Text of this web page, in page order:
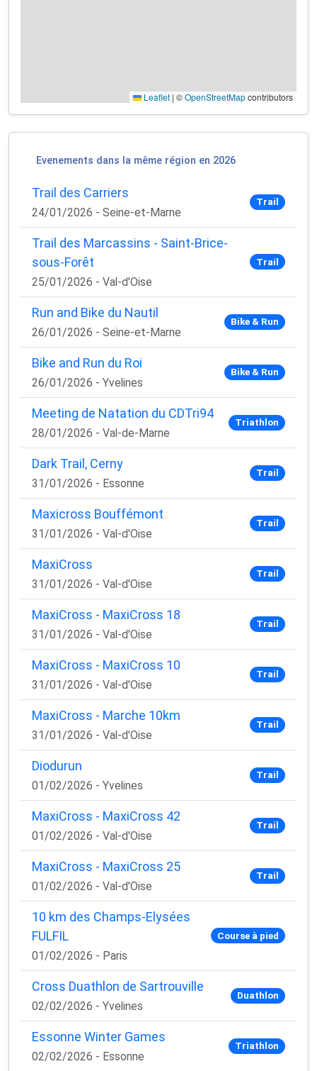
et triathlètes passionnés
Rejoignez des milliers de sportifs passionnés et
✅ Des conseils d'entraînement exclusifs
✅ Des astuces de pros pour progresser plus vite
✅ Les dernières tendances matos & nutrition
✅ Des
codes promo et bons plans
1 email / mois. Zéro spam. 100 % utile.
Email
Oui, je veux progresser 💪
Aucun spam, vous pouvez vous désinscrire à tout
Leaflet | ©OpenStreetMapcontributors
Evenements dans la même région en 2026
Trail des Carriers
24/01/2026 - Seine-et-Marne
Trail
Trail des Marcassins - Saint-Brice-
sous-Forêt
25/01/2026 - Val-d'Oise
Trail
Run and Bike du Nautil
26/01/2026 - Seine-et-Marne
Bike & Run
Bike and Run du Roi
26/01/2026 - Yvelines
Bike & Run
Meeting de Natation du CDTri94
28/01/2026 - Val-de-Marne
Triathlon
Dark Trail, Cerny
31/01/2026 - Essonne
Trail
Maxicross Bouffémont
31/01/2026 - Val-d'Oise
Trail
MaxiCross
31/01/2026 - Val-d'Oise
Trail
MaxiCross - MaxiCross 18
31/01/2026 - Val-d'Oise
Trail
MaxiCross - MaxiCross 10
31/01/2026 - Val-d'Oise
Trail
MaxiCross - Marche 10km
31/01/2026 - Val-d'Oise
Trail
Diodurun
01/02/2026 - Yvelines
Trail
MaxiCross - MaxiCross 42
01/02/2026 - Val-d'Oise
Trail
MaxiCross - MaxiCross 25
01/02/2026 - Val-d'Oise
Trail
10 km des Champs-Elysées
FULFIL
01/02/2026 - Paris
Course à pied
Cross Duathlon de Sartrouville
02/02/2026 - Yvelines
Duathlon
Essonne Winter Games
02/02/2026 - Essonne
Triathlon